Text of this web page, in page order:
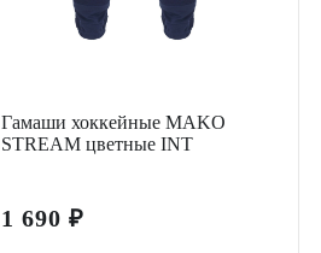
Гамаши хоккейные MAKO
STREAM цветные INT
1 690 ₽